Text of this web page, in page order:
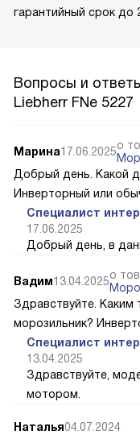
гарантийный срок до
Вопросы и
Liebherr FNe 5227
Марина17.06.2025о
Добрый день. Какой
Инверторный или
Специалист
17.06.2025
Добрый день, в
Вадим13.04.2025о
Здравствуйте.
морозильник?
Специалист
13.04.2025
Здравствуйте,
мотором.
Наталья04.07.2024